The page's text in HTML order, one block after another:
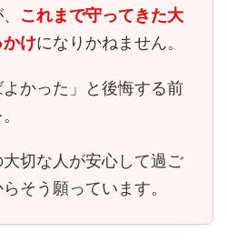
これまで守ってきた大
けになりかねません。
よかった」と後悔する前
切な人が安心して過ご
そう願っています。